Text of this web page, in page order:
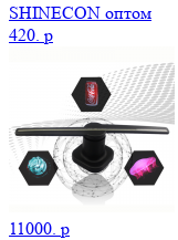
SHINECON оптом
420. p
11000. p